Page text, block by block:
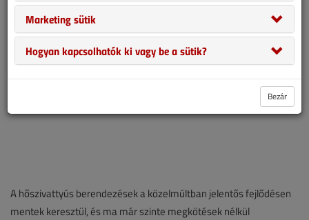
A hőszivattyús berendezések a közelmúltban jelentős fejlődésen
mentek keresztül, és ma már szinte megkötések nélkül
Marketing sütik
Hogyan kapcsolhatók ki vagy be a sütik?
Bezár